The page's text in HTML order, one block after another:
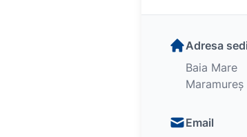
Adresa
Baia Mare
Maramureș
Email